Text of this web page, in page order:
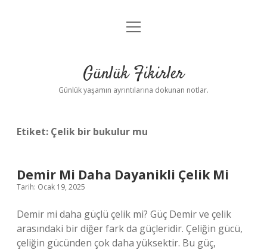
Anasayfa
Yasal Uyarı
menüyü
Günlük Fikirler
Günlük yaşamın ayrıntılarına dokunan notlar.
Etiket: Çelik bir bukulur mu
Demir Mi Daha Dayanikli Çelik Mi
Tarih: Ocak 19, 2025
Demir mi daha güçlü çelik mi? Güç Demir ve çelik
arasındaki bir diğer fark da güçleridir. Çeliğin gücü,
çeliğin gücünden çok daha yüksektir. Bu güç,